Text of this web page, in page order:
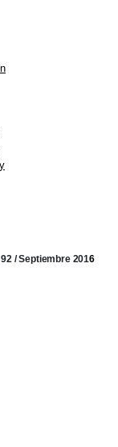
92 / Septiembre 2016